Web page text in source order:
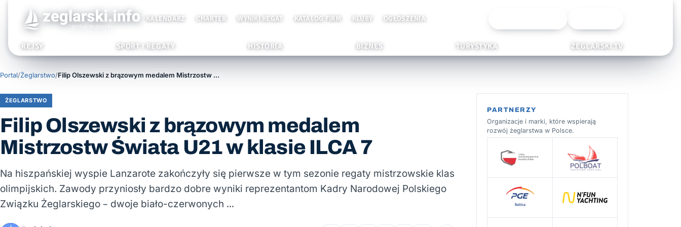
KALENDARZ CHARTER WYNIKI REGAT KATALOG FIRM KLUBY OGŁOSZENIA
REJSY SPORT I REGATY HISTORIA BIZNES TURYSTYKA ŻEGLARSKI.TV
Portal/Żeglarstwo/ Filip Olszewski z brązowym medalem Mistrzostw Świata U21 w klasie ILCA 7
ŻEGLARSTWO
Filip Olszewski z brązowym medalem
Mistrzostw Świata U21 w klasie ILCA 7
Na hiszpańskiej wyspie Lanzarote zakończyły się pierwsze w tym sezonie regaty mistrzowskie klas
olimpijskich. Zawody przyniosły bardzo dobre wyniki reprezentantom Kadry Narodowej Polskiego
Związku Żeglarskiego – dwoje biało-czerwonych …
PARTNERZY
Organizacje i marki, które wspierają
rozwój żeglarstwa w Polsce.